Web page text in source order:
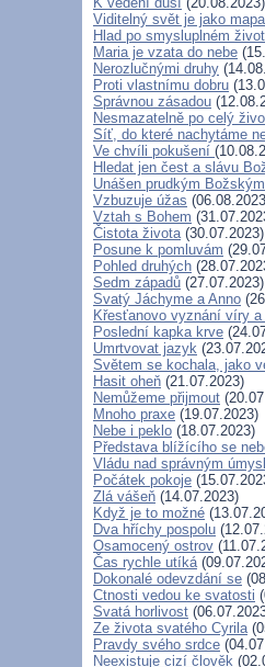
Viditelný svět je jako mapa
Hlad po smysluplném
Maria je vzata do nebe
Nerozlučnými druhy
Proti vlastnímu dobru
Správnou zásadou
Nesmazatelně po celý
Síť, do které nachytáme
Ve chvíli pokušení
Hledat jen čest a slávu
Unášen prudkým
Vzbuzuje úžas
Vztah s Bohem
Čistota života(30.07.2023)
Posune k pomluvám
Pohled druhých
Sedm západů (27.07.2023)
Svatý Jáchyme a Anno
Křesťanovo vyznání víry
Poslední kapka krve
Umrtvovat jazyk
Světem se kochala, jako
Hasit oheň (21.07.2023)
Nemůžeme přijmout
Mnoho praxe (19.07.2023)
Nebe i peklo (18.07.2023)
Představa blížícího se
Vládu nad správným
Počátek pokoje
Zlá vášeň (14.07.2023)
Když je to možné
Dva hříchy pospolu
Osamocený ostrov
Čas rychle utíká
Dokonalé odevzdání se
Ctnosti vedou ke svatosti
Svatá horlivost
Ze života svatého Cyrila
Pravdy svého srdce
Neexistuje cizí člověk